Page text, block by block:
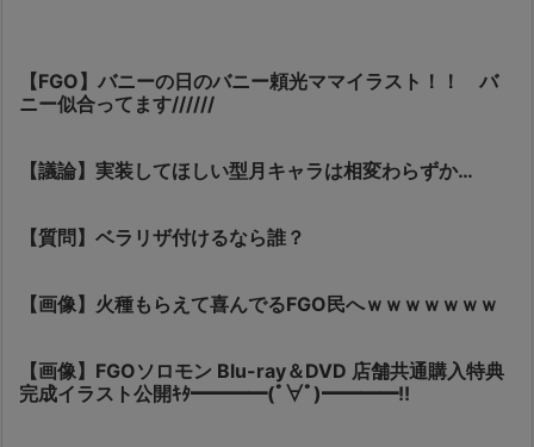
【FGO】バニーの日のバニー頼光ママイラスト！！ バ
ニー似合ってます//////
【議論】実装してほしい型月キャラは相変わらずか…
【質問】ベラリザ付けるなら誰？
【画像】火種もらえて喜んでるFGO民へｗｗｗｗｗｗｗ
【画像】FGOソロモン Blu-ray＆DVD 店舗共通購入特典
完成イラスト公開ｷﾀ━━━━(ﾟ∀ﾟ)━━━━!!